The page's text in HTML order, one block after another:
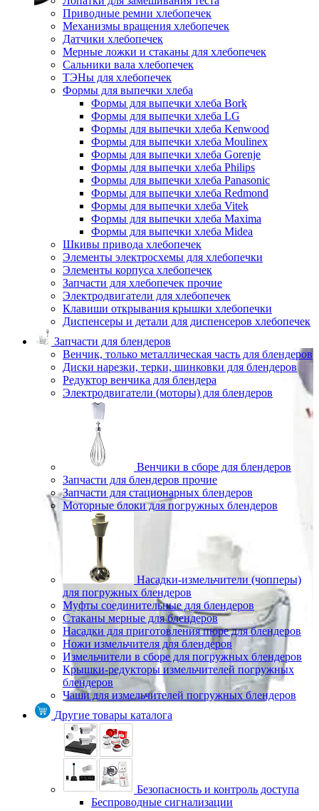
Приводные ремни хлебопечек
Механизмы вращения хлебопечек
Датчики хлебопечек
Мерные ложки и стаканы для хлебопечек
Сальники вала хлебопечек
ТЭНы для хлебопечек
Формы для выпечки хлеба
Формы для выпечки хлеба Bork
Формы для выпечки хлеба LG
Формы для выпечки хлеба Kenwood
Формы для выпечки хлеба Moulinex
Формы для выпечки хлеба Gorenje
Формы для выпечки хлеба Philips
Формы для выпечки хлеба Panasonic
Формы для выпечки хлеба Redmond
Формы для выпечки хлеба Vitek
Формы для выпечки хлеба Maxima
Формы для выпечки хлеба Midea
Шкивы привода хлебопечек
Элементы электросхемы для хлебопечки
Элементы корпуса хлебопечек
Запчасти для хлебопечек прочие
Электродвигатели для хлебопечек
Клавиши открывания крышки хлебопечки
Диспенсеры и детали для диспенсеров хлебопечек
Запчасти для блендеров
Венчик, только металлическая часть для блендеров
Диски нарезки, терки, шинковки для блендеров
Редуктор венчика для блендера
Электродвигатели (моторы) для блендеров
Венчики в сборе для блендеров
Запчасти для блендеров прочие
Запчасти для стационарных блендеров
Моторные блоки для погружных блендеров
Насадки-измельчители (чопперы)
для погружных блендеров
Муфты соединительные для блендеров
Стаканы мерные для блендеров
Насадки для приготовления пюре для блендеров
Ножи измельчителя для блендеров
Измельчители в сборе для погружных блендеров
Крышки-редукторы измельчителей погружных
блендеров
Чаши для измельчителей погружных блендеров
Другие товары каталога
Безопасность и контроль доступа
Беспроводные сигнализации